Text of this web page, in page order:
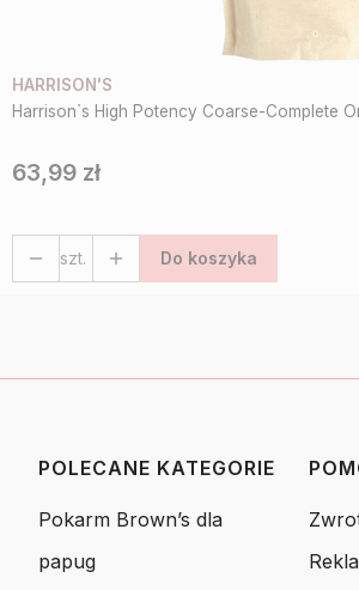
HARRISON'S
Harrison`s High Potency Coarse-Complete
Cena
63,99 zł
szt. Do koszyka
Linki w stopce
POLECANE KATEGORIE
Pokarm Brown’s dla
papug